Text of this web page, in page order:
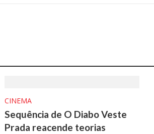
CINEMA
Sequência de O Diabo Veste
Prada reacende teorias